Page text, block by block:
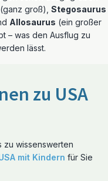
(ganz groß), Stegosaurus
Allosaurus (ein großer
– was den Ausflug zu
lässt.
zu USA
zu wissenswerten
mit Kindern für Sie